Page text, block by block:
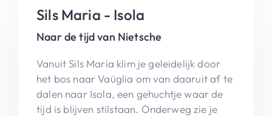
Sils Maria - Isola
Naar de tijd van Nietsche
Vanuit Sils Maria klim je geleidelijk door
het bos naar Vaüglia om van daaruit af te
dalen naar Isola, een gehuchtje waar de
tijd is blijven stilstaan. Onderweg zie je